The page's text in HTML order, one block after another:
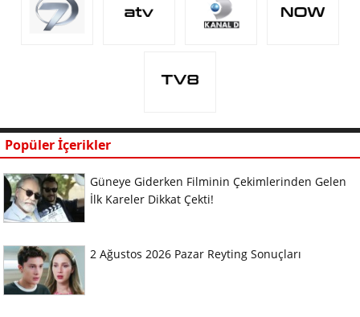
Popüler İçerikler
Güneye Giderken Filminin Çekimlerinden Gelen
İlk Kareler Dikkat Çekti!
2 Ağustos 2026 Pazar Reyting Sonuçları